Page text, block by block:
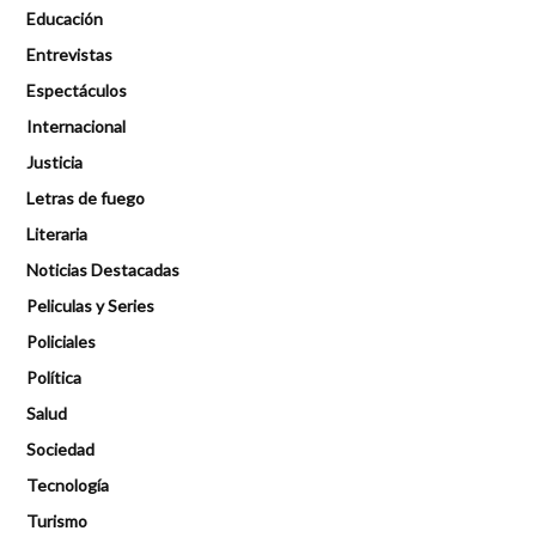
Educación
Entrevistas
Espectáculos
Internacional
Justicia
Letras de fuego
Literaria
Noticias Destacadas
Peliculas y Series
Policiales
Política
Salud
Sociedad
Tecnología
Turismo